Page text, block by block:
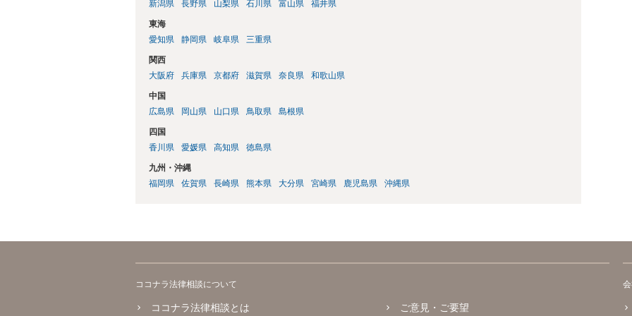
新潟県
長野県 山梨県 石川県 富山県 福井県
東海
愛知県
静岡県 岐阜県 三重県
関西
大阪府
兵庫県 京都府 滋賀県 奈良県 和歌山県
中国
広島県
岡山県 山口県 鳥取県 島根県
四国
香川県
愛媛県 高知県 徳島県
九州・沖縄
福岡県
佐賀県 長崎県 熊本県 大分県 宮崎県 鹿児島県 沖縄県
ココナラ法律相談について
ココナラ法律相談とは ご意見・ご要望